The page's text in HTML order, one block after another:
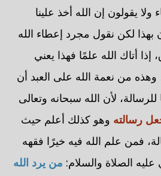
ولا يقولون إن الله أخذ علينا
بهذا لكن نقول مجرد إعطاء الله
إذا أتاك الله علمًا فهذا يعني
وهذه من نعمة الله على العبد أن
لأن الله سبحانه وتعالى
رسالته وهو كذلك أعلم حيث
فمن علم الله فيه خيرًا فقهه
عليه الصلاة والسلام: من يرد الله